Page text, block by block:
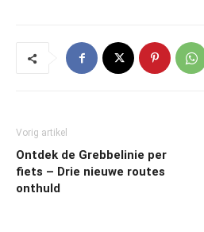
Vorig artikel
Ontdek de Grebbelinie per
fiets – Drie nieuwe routes
onthuld